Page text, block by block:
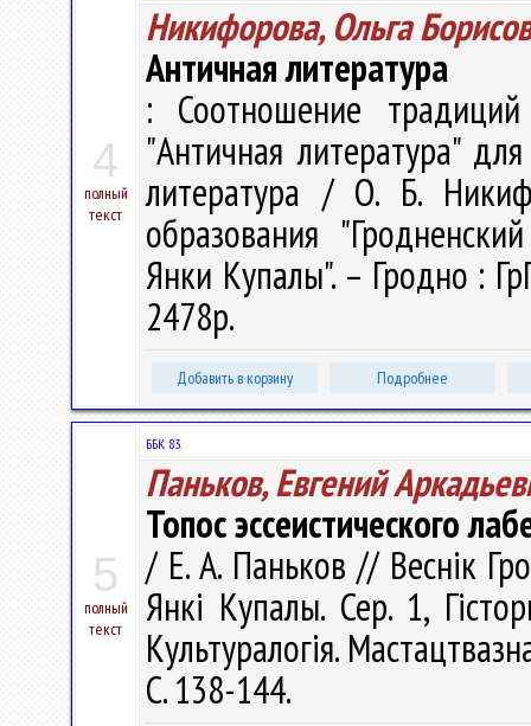
4
полный
текст
Никифорова, Ольга
Античная литература
: Соотношение
"Античная литература"
литература / О. Б.
образования
Янки Купалы". – Гродно :
2478р.
Добавить в корзину Подробнее
5
полный
текст
ББК 83.
Паньков, Евгений
Топос эссеистического
/ Е. А. Паньков // Веснік
Янкі Купалы. Сер. 1,
Культуралогія.
С. 138-144.